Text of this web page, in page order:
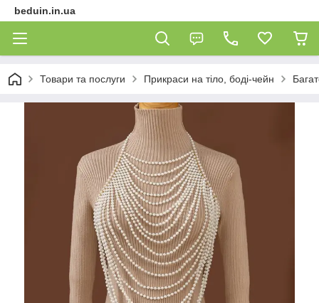
beduin.in.ua
Товари та послуги Прикраси на тіло, боді-чейн